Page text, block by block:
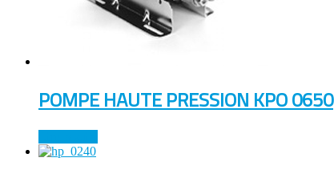
POMPE HAUTE PRESSION KPO 0650